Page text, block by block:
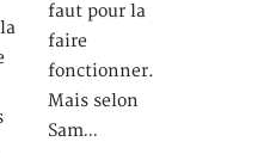
faut pour la
faire
fonctionner.
Mais selon
Sam…